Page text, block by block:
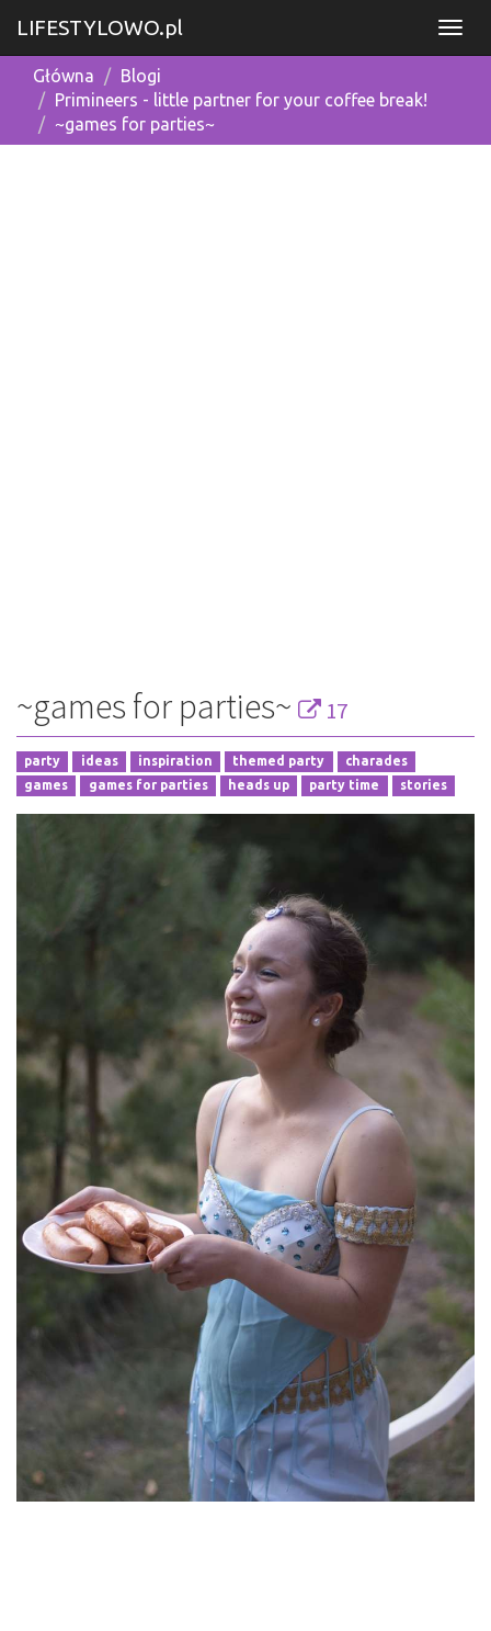
LIFESTYLOWO.pl
Główna
Blogi
Primineers - little partner for your coffee break!
~games for parties~
~games for parties~ 17
party ideas inspiration themed party
charades
games
games for parties heads up party time stories